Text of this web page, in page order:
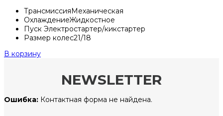
ТрансмиссияМеханическая
ОхлаждениеЖидкостное
Пуск Электростартер/кикстартер
Размер колес21/18
В корзину
NEWSLETTER
Ошибка: Контактная форма не найдена.